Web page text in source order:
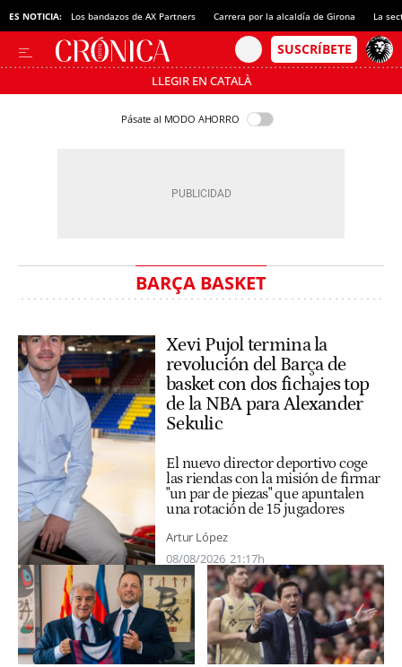
ES NOTICIA: Los bandazos de AX Partners Carrera por la alcaldía de Girona La
LLEGIR EN CATALÀ
Pásate al MODO AHORRO
BARÇA BASKET
Xevi Pujol termina la
revolución del Barça de
basket con dos fichajes top
de la NBA para Alexander
Sekulic
El nuevo director deportivo coge
las riendas con la misión de firmar
"un par de piezas" que apuntalen
una rotación de 15 jugadores
Artur López
08/08/2026 21:17h